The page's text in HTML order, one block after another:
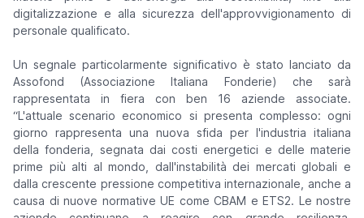
digitalizzazione e alla sicurezza dell'approvvigionamento di
personale qualificato.
Un segnale particolarmente significativo è stato lanciato da
Assofond (Associazione Italiana Fonderie) che sarà
rappresentata in fiera con ben 16 aziende associate.
“L'attuale scenario economico si presenta complesso: ogni
giorno rappresenta una nuova sfida per l'industria italiana
della fonderia, segnata dai costi energetici e delle materie
prime più alti al mondo, dall'instabilità dei mercati globali e
dalla crescente pressione competitiva internazionale, anche a
causa di nuove normative UE come CBAM e ETS2. Le nostre